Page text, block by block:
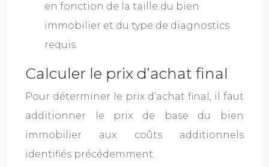
en fonction de la taille du bien
immobilier et du type de diagnostics
requis.
Calculer le prix d’achat final
Pour déterminer le prix d’achat final, il faut
additionner le prix de base du bien
immobilier aux coûts additionnels
identifiés précédemment.